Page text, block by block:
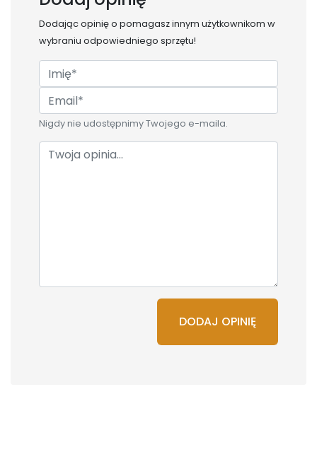
Dodając opinię o pomagasz innym użytkownikom w
wybraniu odpowiedniego sprzętu!
Nigdy nie udostępnimy Twojego e-maila.
DODAJ OPINIĘ